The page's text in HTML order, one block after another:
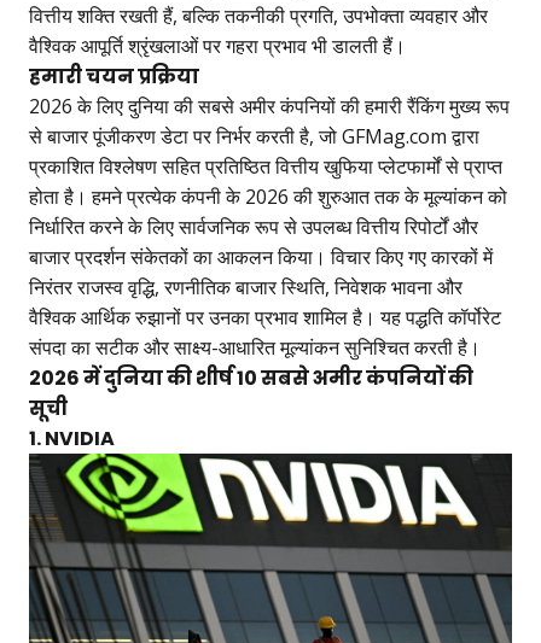
वित्तीय शक्ति रखती हैं, बल्कि तकनीकी प्रगति, उपभोक्ता व्यवहार और
वैश्विक आपूर्ति श्रृंखलाओं पर गहरा प्रभाव भी डालती हैं।
हमारी चयन प्रक्रिया
2026 के लिए दुनिया की सबसे अमीर कंपनियों की हमारी रैंकिंग मुख्य रूप
से बाजार पूंजीकरण डेटा पर निर्भर करती है, जो GFMag.com द्वारा
प्रकाशित विश्लेषण सहित प्रतिष्ठित वित्तीय खुफिया प्लेटफार्मों से प्राप्त
होता है। हमने प्रत्येक कंपनी के 2026 की शुरुआत तक के मूल्यांकन को
निर्धारित करने के लिए सार्वजनिक रूप से उपलब्ध वित्तीय रिपोर्टों और
बाजार प्रदर्शन संकेतकों का आकलन किया। विचार किए गए कारकों में
निरंतर राजस्व वृद्धि, रणनीतिक बाजार स्थिति, निवेशक भावना और
वैश्विक आर्थिक रुझानों पर उनका प्रभाव शामिल है। यह पद्धति कॉर्पोरेट
संपदा का सटीक और साक्ष्य-आधारित मूल्यांकन सुनिश्चित करती है।
2026 में दुनिया की शीर्ष 10 सबसे अमीर कंपनियों की
सूची
1. NVIDIA